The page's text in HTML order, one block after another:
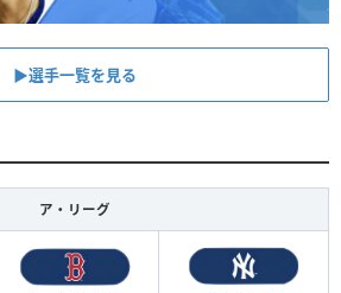
▶︎選手一覧を見る
ア・リーグ